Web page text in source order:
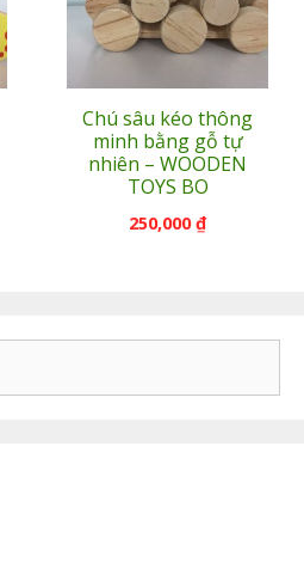
Chú sâu kéo thông
minh bằng gỗ tự
nhiên – WOODEN
TOYS BO
250,000₫